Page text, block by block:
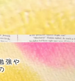
チ辞典ク
強や